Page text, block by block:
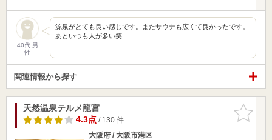
40代 男
性
源泉がとても良い感じです。またサウナも広くて良かったです。
あといつも人が多い笑
関連情報から探す
お気に入
りに追加
天然温泉テルメ龍宮
4.3点/ 130 件
大阪府 / 大阪市港区